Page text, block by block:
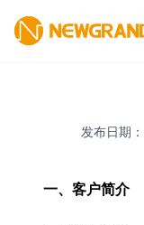
发布日期
一、客户简介